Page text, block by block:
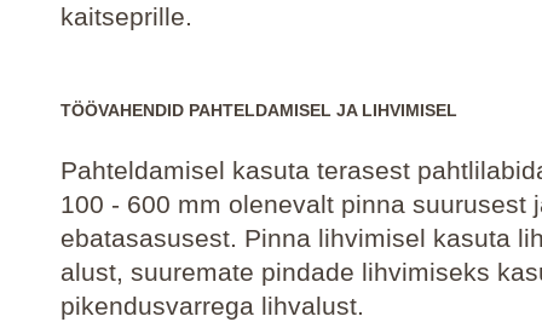
kaitseprille.
TÖÖVAHENDID PAHTELDAMISEL JA LIHVIMISEL
Pahteldamisel kasuta terasest
100 - 600 mm olenevalt pinna suurusest
ebatasasusest. Pinna lihvimisel kasuta
alust, suuremate pindade lihvimiseks
pikendusvarrega lihvalust.